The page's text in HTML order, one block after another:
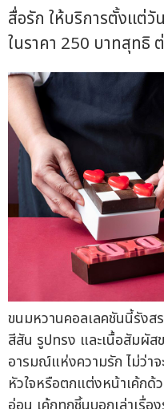
สื่อรัก ให้บริการตั้งแต่
ในราคา 250 บาทสุทธิ
ขนมหวานคอลเลคชันนี้รังส
สีสัน รูปทรง และเนื้อสัมผั
อารมณ์แห่งความรัก ไม่ว่า
หัวใจหรือตกแต่งหน้าเค้กด้